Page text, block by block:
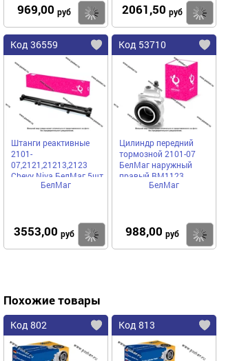
969,00 руб Купить
2061,50 руб
Код 36559
Штанги реактивные
2101-
07,2121,21213,2123
Chevy Niva БелМаг 5шт
BM5545БелМаг
3553,00 руб Купить
Код 53710
Цилиндр передний
тормозной 2101-07
БелМаг наружный
правый BM1123
БелМаг
988,00 руб
Похожие товары
Код 802 Код 813